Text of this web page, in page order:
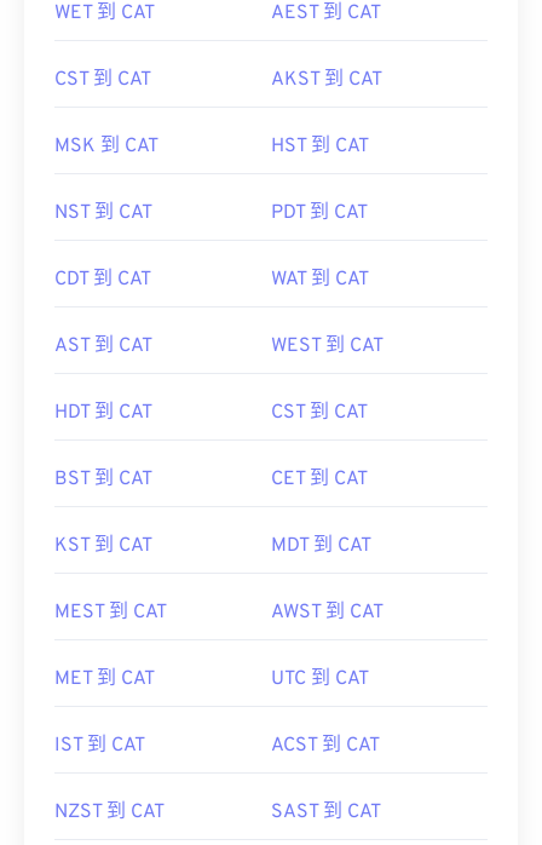
WET 到 CAT AEST 到 CAT
CST 到 CAT AKST 到 CAT
MSK 到 CAT HST 到 CAT
NST 到 CAT PDT 到 CAT
CDT 到 CAT WAT 到 CAT
AST 到 CAT WEST 到 CAT
HDT 到 CAT CST 到 CAT
BST 到 CAT CET 到 CAT
KST 到 CAT MDT 到 CAT
MEST 到 CAT AWST 到 CAT
MET 到 CAT UTC 到 CAT
IST 到 CAT ACST 到 CAT
NZST 到 CAT SAST 到 CAT